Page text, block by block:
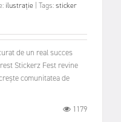
ilustrație Tags:sticker
de un real succes
Stickerz Fest revine
comunitatea de
1179